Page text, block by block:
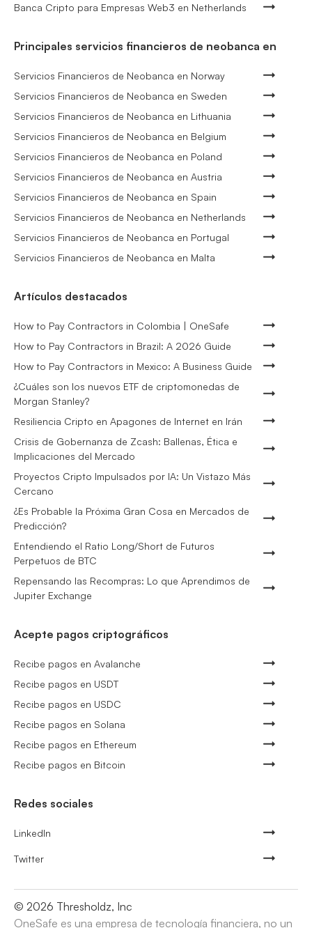
Banca Cripto para Empresas Web3 en Netherlands
Principales servicios financieros de neobanca en
Servicios Financieros de Neobanca en Norway
Servicios Financieros de Neobanca en Sweden
Servicios Financieros de Neobanca en Lithuania
Servicios Financieros de Neobanca en Belgium
Servicios Financieros de Neobanca en Poland
Servicios Financieros de Neobanca en Austria
Servicios Financieros de Neobanca en Spain
Servicios Financieros de Neobanca en Netherlands
Servicios Financieros de Neobanca en Portugal
Servicios Financieros de Neobanca en Malta
Artículos destacados
How to Pay Contractors in Colombia | OneSafe
How to Pay Contractors in Brazil: A 2026 Guide
How to Pay Contractors in Mexico: A Business Guide
¿Cuáles son los nuevos ETF de criptomonedas de
Morgan Stanley?
Resiliencia Cripto en Apagones de Internet en Irán
Crisis de Gobernanza de Zcash: Ballenas, Ética e
Implicaciones del Mercado
Proyectos Cripto Impulsados por IA: Un Vistazo Más
Cercano
¿Es Probable la Próxima Gran Cosa en Mercados de
Predicción?
Entendiendo el Ratio Long/Short de Futuros
Perpetuos de BTC
Repensando las Recompras: Lo que Aprendimos de
Jupiter Exchange
Acepte pagos criptográficos
Recibe pagos en Avalanche
Recibe pagos en USDT
Recibe pagos en USDC
Recibe pagos en Solana
Recibe pagos en Ethereum
Recibe pagos en Bitcoin
Redes sociales
LinkedIn
Twitter
© 2026 Thresholdz, Inc
OneSafe es una empresa de tecnología financiera, no un